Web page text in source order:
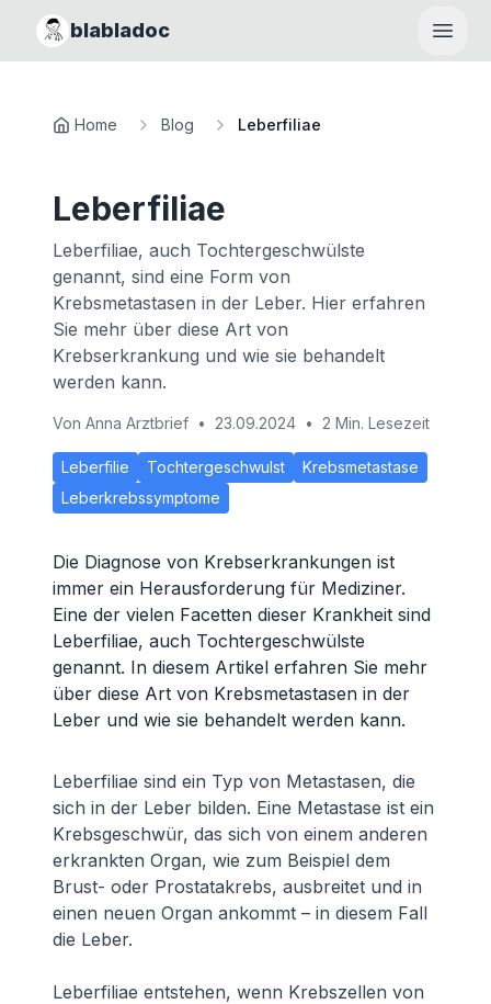
blabladoc
Home Blog Leberfiliae
Leberfiliae
Leberfiliae, auch Tochtergeschwülste
genannt, sind eine Form von
Krebsmetastasen in der Leber. Hier erfahren
Sie mehr über diese Art von
Krebserkrankung und wie sie behandelt
werden kann.
Von Anna Arztbrief • 23.09.2024 • 2 Min. Lesezeit
Leberfilie Tochtergeschwulst
Krebsmetastase
Leberkrebssymptome
Die Diagnose von Krebserkrankungen ist
immer ein Herausforderung für Mediziner.
Eine der vielen Facetten dieser Krankheit sind
Leberfiliae, auch Tochtergeschwülste
genannt. In diesem Artikel erfahren Sie mehr
über diese Art von Krebsmetastasen in der
Leber und wie sie behandelt werden kann.
Leberfiliae sind ein Typ von Metastasen, die
sich in der Leber bilden. Eine Metastase ist ein
Krebsgeschwür, das sich von einem anderen
erkrankten Organ, wie zum Beispiel dem
Brust- oder Prostatakrebs, ausbreitet und in
einen neuen Organ ankommt – in diesem Fall
die Leber.
Leberfiliae entstehen, wenn Krebszellen von